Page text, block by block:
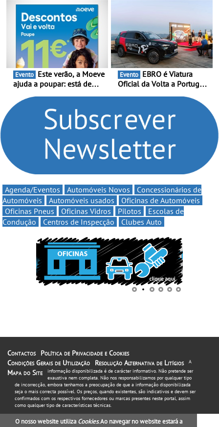
Portugal Karting e mira boa
estreia - O Campeonato
Portugal Karting 2026
decorre entre 1 de Março e
6 de Setembro
continua em 2026
Evento
ajuda a poupar: está de
Volta” com descontos de
Evento
Oficial da Volta a Portugal
presença nacional ao lado
da mítica prova de ciclismo
e leva a sua gama SUV
multi-energia às estradas
de Portugal
Agenda/Eventos Automóveis Novos
Concessionários de
Automóveis
Automóveis usados
Oficinas de Automóveis
Oficinas Pneus
Oficinas Vidros Pilotos
Escolas de
Condução
Centros de Inspecção Clubes Auto
Contactos
Política de Privacidade e Cookies
Condições Gerais de Utilização
Resolução Alternativa de Litígios
Mapa do Site
A
informação disponibilizada é de carácter informativo. Não pretende ser
exaustiva nem completa. Não nos responsabilizamos por qualquer tipo
de incorrecção, embora tenhamos a preocupação de que a informação disponibilizada
seja o mais correcta possível. Os preços, quando existentes, são indicativos e devem ser
confirmados com os respectivos fornecedores ou marcas presentes neste portal, assim
como qualquer tipo de características técnicas.
O nosso website utiliza Cookies. Ao navegar no website estará a